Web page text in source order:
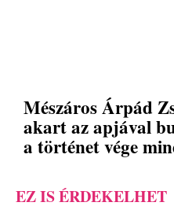
Mészáros Árpád
akart az apjával
a történet vége
EZ IS ÉRDEKELHET